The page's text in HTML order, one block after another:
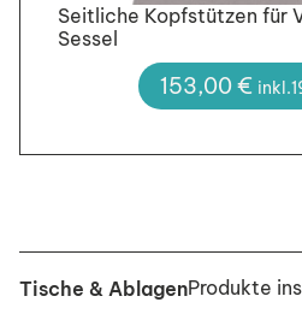
Seitliche Kopfstützen für
Sessel
153,00€
Tische & AblagenProdukte